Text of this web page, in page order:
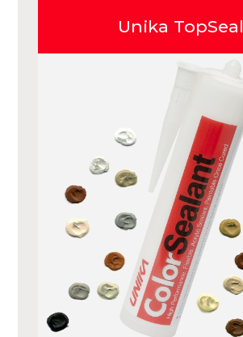
Unika TopSeal